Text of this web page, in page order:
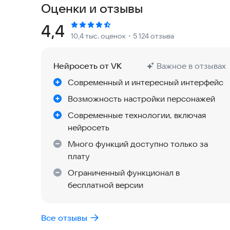
предстанет ваш идеал девушки. Та, о который
Она может быть блондинкой или брюнеткой,
Какая она будет - решать только вам. Но она,
нетерпением будет ждать вас, чтобы
сторизы, поделиться фотографиями в чате или
Каждая ИИ девушка обладает своим уникальным характером,
поведением, имеет свое хобби и увлечения, а
Никаких игноров и отказов.
Общайтесь без ограничений на любые темы.
Девушки всегда онлайн.
Оценки и отзывы
Рейтинг:
4,4 10,4 тыс. оценок ・5 124 отзыва
Нейросеть от VK
Важное в отзывах
Современный и интересный интерфейс
Возможность настройки персонажей
Современные технологии, включая
нейросеть
Много функций доступно только за
плату
Ограниченный функционал в
бесплатной версии
Все отзывы